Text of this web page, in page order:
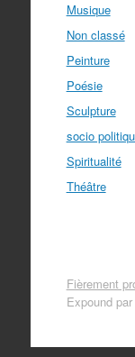
Musique
Non classé
Peinture
Poésie
Sculpture
socio
Spiritualité
Théâtre
Fièrement
Expound par